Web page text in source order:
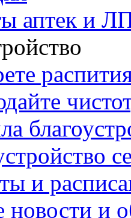
аптек и
и
и